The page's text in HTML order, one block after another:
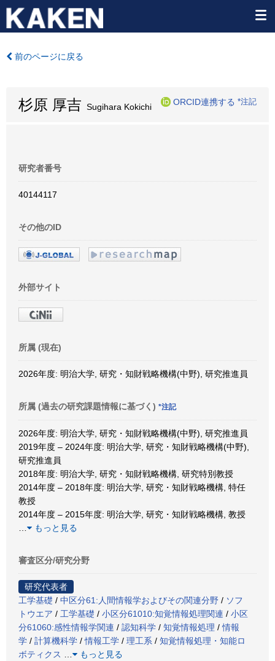
前のページに戻る
杉原 厚吉 Sugihara Kokichi
ORCID連携する *注記
研究者番号
40144117
その他のID
外部サイト
所属 (現在)
2026年度: 明治大学, 研究・知財戦略機構(中野), 研究推進員
所属 (過去の研究課題情報に基づく) *注記
2026年度: 明治大学, 研究・知財戦略機構(中野), 研究推進員
2019年度 – 2024年度: 明治大学, 研究・知財戦略機構(中野),
研究推進員
2018年度: 明治大学, 研究・知財戦略機構, 研究特別教授
2014年度 – 2018年度: 明治大学, 研究・知財戦略機構, 特任
教授
2014年度 – 2015年度: 明治大学, 研究・知財戦略機構, 教授
もっと見る
審査区分/研究分野
研究代表者
工学基礎 / 中区分61:人間情報学およびその関連分野 / ソフ
トウエア / 工学基礎 / 小区分61010:知覚情報処理関連 / 小区
分61060:感性情報学関連 / 認知科学 / 知覚情報処理 /情報
学 / 計算機科学 /情報工学 / 理工系 / 知覚情報処理・知能ロ
ボティクス
もっと見る